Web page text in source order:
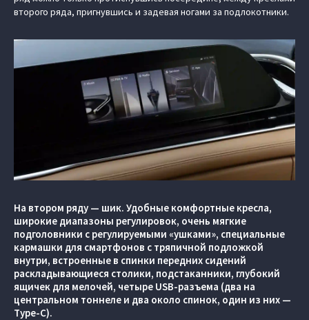
второго ряда, пригнувшись и задевая ногами за подлокотники.
На втором ряду — шик. Удобные комфортные кресла,
широкие диапазоны регулировок, очень мягкие
подголовники с регулируемыми «ушками», специальные
кармашки для смартфонов с тряпичной подложкой
внутри, встроенные в спинки передних сидений
раскладывающиеся столики, подстаканники, глубокий
ящичек для мелочей, четыре USB-разъема (два на
центральном тоннеле и два около спинок, один из них —
Type-C).